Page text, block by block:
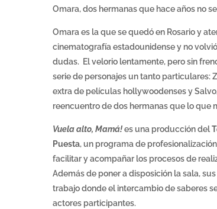
Omara, dos hermanas que hace años no
Omara es la que se quedó en Rosario y
cinematografía estadounidense y no
dudas. El velorio lentamente, pero sin
serie de personajes un tanto particulares:
extra de películas hollywoodenses y
reencuentro de dos hermanas que lo que
Vuela alto, Mamá!es una producción del
Puesta, un programa de
facilitar y acompañar los procesos de
Además de poner a disposición la sala,
trabajo donde el intercambio de saberes
actores participantes.